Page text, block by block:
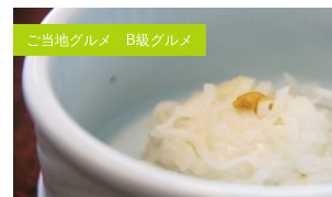
ご当地グルメ B級グルメ